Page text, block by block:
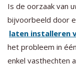
Is de oorzaak van
bijvoorbeeld door
laten installeren
het probleem in
enkel vasthechten